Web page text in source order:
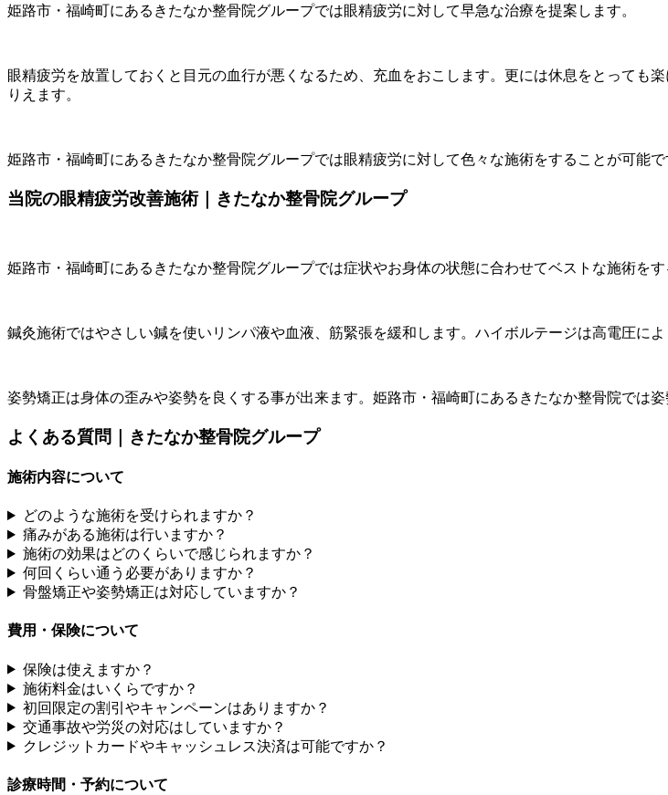
姫路市・福崎町にあるきたなか整骨院グループでは眼精疲労に対して早急な治療を提案します。
眼精疲労を放置しておくと目元の血行が悪くなるため、充血をおこします。更には休息をとっても
りえます。
姫路市・福崎町にあるきたなか整骨院グループでは眼精疲労に対して色々な施術をすることが可能で
当院の眼精疲労改善施術｜きたなか整骨院グループ
姫路市・福崎町にあるきたなか整骨院グループでは症状やお身体の状態に合わせてベストな施術をす
鍼灸施術ではやさしい鍼を使いリンパ液や血液、筋緊張を緩和します。ハイボルテージは高電圧に
姿勢矯正は身体の歪みや姿勢を良くする事が出来ます。姫路市・福崎町にあるきたなか整骨院では
よくある質問｜きたなか整骨院グループ
施術内容について
どのような施術を受けられますか？
痛みがある施術は行いますか？
施術の効果はどのくらいで感じられますか？
何回くらい通う必要がありますか？
骨盤矯正や姿勢矯正は対応していますか？
費用・保険について
保険は使えますか？
施術料金はいくらですか？
初回限定の割引やキャンペーンはありますか？
交通事故や労災の対応はしていますか？
クレジットカードやキャッシュレス決済は可能ですか？
診療時間・予約について